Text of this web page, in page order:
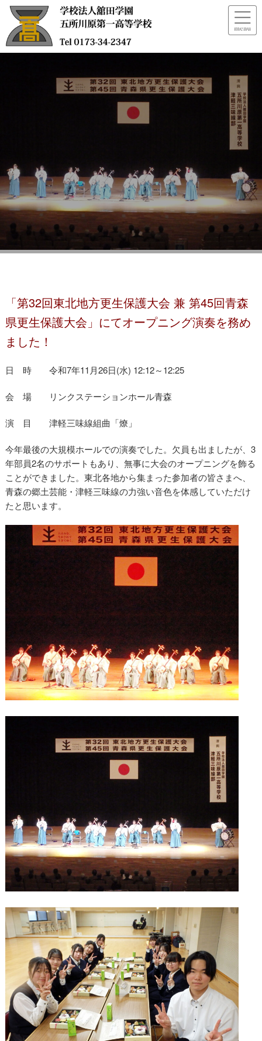
三味線部外部演奏
「第32回東北地方更生保護大会 兼 第45回青森
県更生保護大会」にてオープニング演奏を務め
ました！
日 時 令和7年11月26日(水) 12:12～12:25
会 場 リンクステーションホール青森
演 目 津軽三味線組曲「燎」
今年最後の大規模ホールでの演奏でした。欠員も出ましたが、3
年部員2名のサポートもあり、無事に大会のオープニングを飾る
ことができました。東北各地から集まった参加者の皆さまへ、
青森の郷土芸能・津軽三味線の力強い音色を体感していただけ
たと思います。